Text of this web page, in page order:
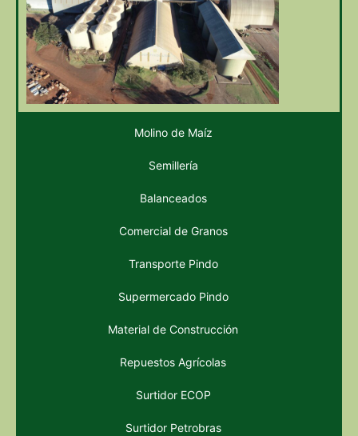
Molino de Maíz
Semillería
Balanceados
Comercial de Granos
Transporte Pindo
Supermercado Pindo
Material de Construcción
Repuestos Agrícolas
Surtidor ECOP
Surtidor Petrobras